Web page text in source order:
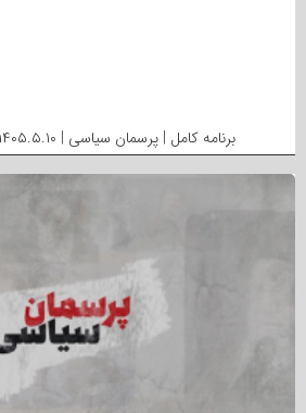
برنامه کامل | پرسمان سیاسی | ۱۴۰۵.۵.۱۰ | استاد غریب رضا